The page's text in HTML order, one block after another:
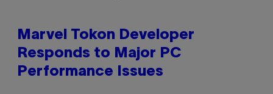
Marvel Tokon Developer
Responds to Major PC
Performance Issues